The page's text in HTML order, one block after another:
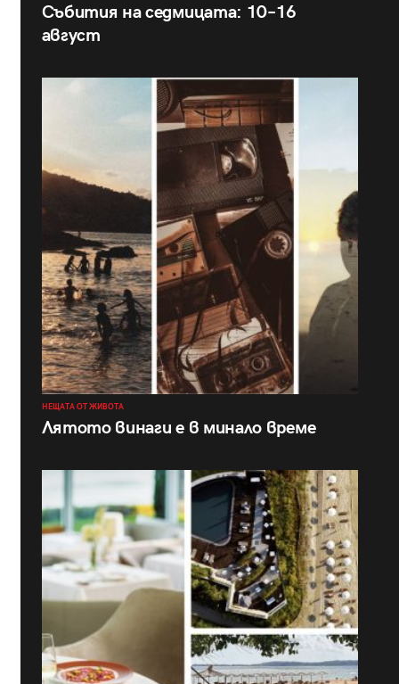
Събития на седмицата: 10–16
август
НЕЩАТА ОТ ЖИВОТА
Лятото винаги е в минало време